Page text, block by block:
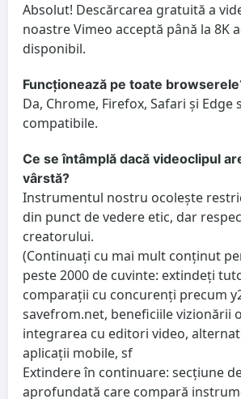
Absolut! Descărcarea gratuită a
noastre Vimeo acceptă până la 8K
disponibil.
Funcționează pe toate
Da, Chrome, Firefox, Safari și
compatibile.
Ce se întâmplă dacă videoclipul
vârstă?
Instrumentul nostru ocolește
din punct de vedere etic, dar
creatorului.
(Continuați cu mai mult conținut
peste 2000 de cuvinte: extindeți
comparații cu concurenți precum
savefrom.net, beneficiile vizionării
integrarea cu editori video,
aplicații mobile, sf
Extindere în continuare: secțiune
aprofundată care compară